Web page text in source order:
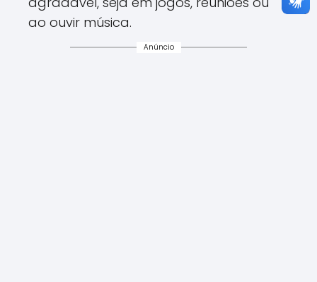
ao ouvir música.
Anúncio